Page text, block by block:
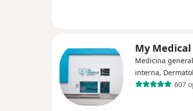
My
Medicina
interna,
607